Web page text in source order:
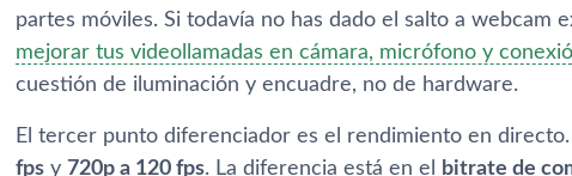
partes móviles. Si todavía no has dado el salto a webcam
mejorar tus videollamadas en cámara, micrófono y
cuestión de iluminación y encuadre, no de hardware.
El tercer punto diferenciador es el rendimiento en directo.
fps y 720p a 120 fps. La diferencia está en el bitrate de